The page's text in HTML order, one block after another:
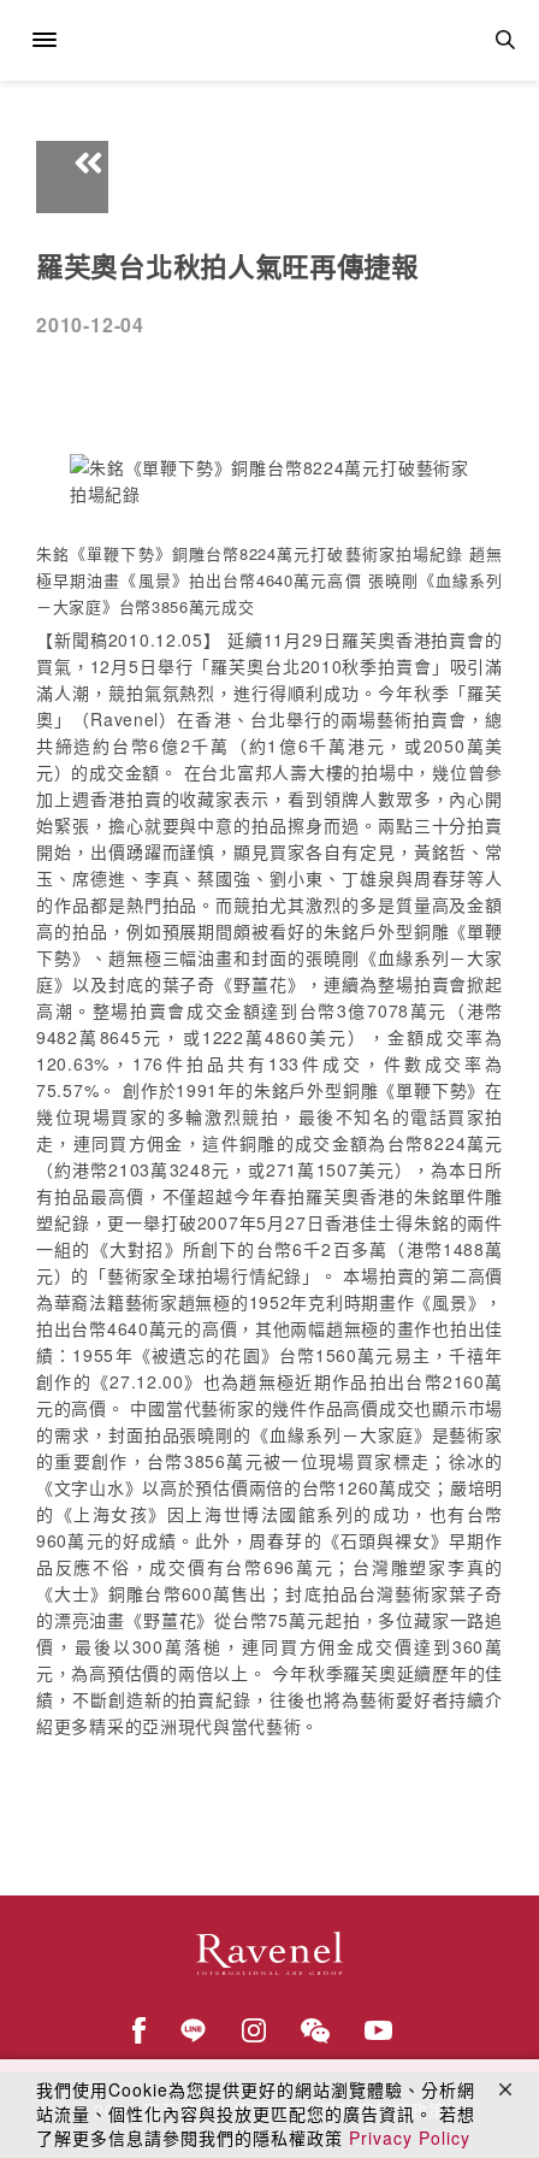
羅芙奧台北秋拍人氣旺再傳捷報
2010-12-04
朱銘《單鞭下勢》銅雕台幣8224萬元打破藝術家拍場紀錄 趙無
極早期油畫《風景》拍出台幣4640萬元高價 張曉剛《血緣系列
－大家庭》台幣3856萬元成交
【新聞稿2010.12.05】 延續11月29日羅芙奧香港拍賣會的
買氣，12月5日舉行「羅芙奧台北2010秋季拍賣會」吸引滿
滿人潮，競拍氣氛熱烈，進行得順利成功。今年秋季「羅芙
奧」（Ravenel）在香港、台北舉行的兩場藝術拍賣會，總
共締造約台幣6億2千萬（約1億6千萬港元，或2050萬美
元）的成交金額。 在台北富邦人壽大樓的拍場中，幾位曾參
加上週香港拍賣的收藏家表示，看到領牌人數眾多，內心開
始緊張，擔心就要與中意的拍品擦身而過。兩點三十分拍賣
開始，出價踴躍而謹慎，顯見買家各自有定見，黃銘哲、常
玉、席德進、李真、蔡國強、劉小東、丁雄泉與周春芽等人
的作品都是熱門拍品。而競拍尤其激烈的多是質量高及金額
高的拍品，例如預展期間頗被看好的朱銘戶外型銅雕《單鞭
下勢》、趙無極三幅油畫和封面的張曉剛《血緣系列－大家
庭》以及封底的葉子奇《野薑花》，連續為整場拍賣會掀起
高潮。整場拍賣會成交金額達到台幣3億7078萬元（港幣
9482萬8645元，或1222萬4860美元），金額成交率為
120.63%，176件拍品共有133件成交，件數成交率為
75.57%。 創作於1991年的朱銘戶外型銅雕《單鞭下勢》在
幾位現場買家的多輪激烈競拍，最後不知名的電話買家拍
走，連同買方佣金，這件銅雕的成交金額為台幣8224萬元
（約港幣2103萬3248元，或271萬1507美元），為本日所
有拍品最高價，不僅超越今年春拍羅芙奧香港的朱銘單件雕
塑紀錄，更一舉打破2007年5月27日香港佳士得朱銘的兩件
一組的《大對招》所創下的台幣6千2百多萬（港幣1488萬
元）的「藝術家全球拍場行情紀錄」。 本場拍賣的第二高價
為華裔法籍藝術家趙無極的1952年克利時期畫作《風景》，
拍出台幣4640萬元的高價，其他兩幅趙無極的畫作也拍出佳
績：1955年《被遺忘的花園》台幣1560萬元易主，千禧年
創作的《27.12.00》也為趙無極近期作品拍出台幣2160萬
元的高價。 中國當代藝術家的幾件作品高價成交也顯示市場
的需求，封面拍品張曉剛的《血緣系列－大家庭》是藝術家
的重要創作，台幣3856萬元被一位現場買家標走；徐冰的
《文字山水》以高於預估價兩倍的台幣1260萬成交；嚴培明
的《上海女孩》因上海世博法國館系列的成功，也有台幣
960萬元的好成績。此外，周春芽的《石頭與裸女》早期作
品反應不俗，成交價有台幣696萬元；台灣雕塑家李真的
《大士》銅雕台幣600萬售出；封底拍品台灣藝術家葉子奇
的漂亮油畫《野薑花》從台幣75萬元起拍，多位藏家一路追
價，最後以300萬落槌，連同買方佣金成交價達到360萬
元，為高預估價的兩倍以上。 今年秋季羅芙奧延續歷年的佳
績，不斷創造新的拍賣紀錄，往後也將為藝術愛好者持續介
紹更多精采的亞洲現代與當代藝術。
© 2018羅芙奧藝術集團 線上隱私權保護政策
我們使用Cookie為您提供更好的網站瀏覽體驗、分析網
站流量、個性化內容與投放更匹配您的廣告資訊。 若想
了解更多信息請參閱我們的隱私權政策 Privacy Policy